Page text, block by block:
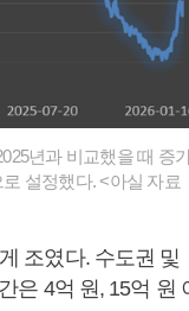
년과 비교했을 때 증
설정했다. <아실 자료
조였다. 수도권 및
은 4억 원, 15억 원